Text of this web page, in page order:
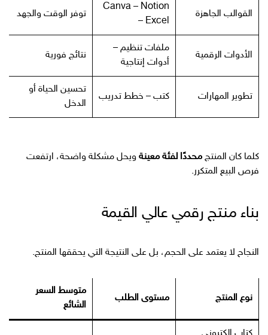
القوالب الجاهزة
Canva – Notion
– Excel
توفر الوقت والجهد
الأدوات الرقمية
ملفات تنظيم –
أدوات إنتاجية
نتائج فورية
تطوير المهارات كتب – خطط تدريب
تحسين الحياة أو
الدخل
كلما كان المنتج محددًا لفئة معينة ويحل مشكلة واضحة، ارتفعت
فرص البيع المتكرر.
بناء منتج رقمي عالي القيمة
النجاح لا يعتمد على الحجم، بل على النتيجة التي يحققها المنتج.
نوع المنتج مستوى الطلب
متوسط السعر
الشائع